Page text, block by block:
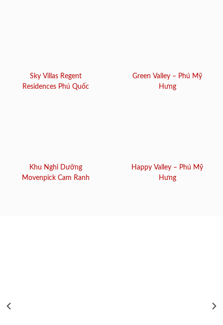
Sky Villas Regent
Residences Phú Quốc
Green Valley – Phú Mỹ
Hưng
Khu Nghỉ Dưỡng
Movenpick Cam Ranh
Happy Valley – Phú Mỹ
Hưng